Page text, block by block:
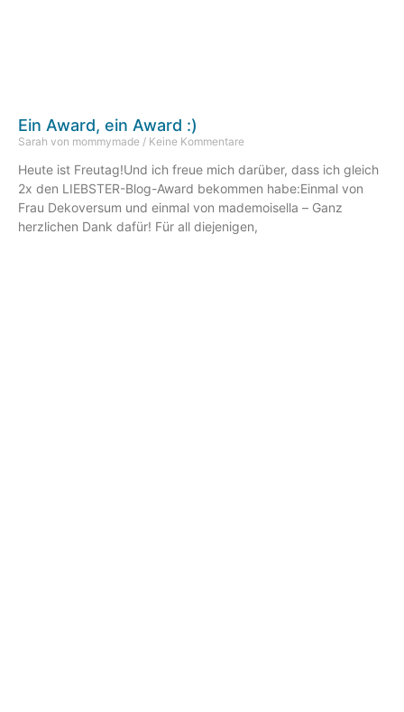
Ein Award, ein Award :)
Sarah von mommymade Keine Kommentare
Heute ist Freutag!Und ich freue mich darüber, dass ich gleich
2x den LIEBSTER-Blog-Award bekommen habe:Einmal von
Frau Dekoversum und einmal von mademoisella – Ganz
herzlichen Dank dafür! Für all diejenigen,